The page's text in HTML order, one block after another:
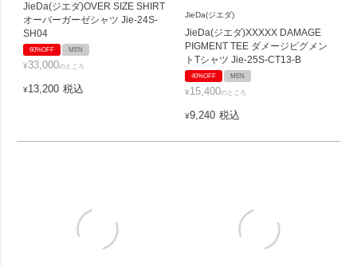
JieDa(ジエダ)OVER SIZE SHIRT
オーバーガーゼシャツ Jie-24S-
SH04
60%OFF MEN
¥33,000のところ
¥13,200 税込
JieDa(ジエダ)
JieDa(ジエダ)XXXXX DAMAGE
PIGMENT TEE ダメージピグメン
トTシャツ Jie-25S-CT13-B
40%OFF MEN
¥15,400のところ
¥9,240 税込